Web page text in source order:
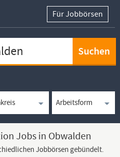
Für Jobbörsen
Jobs in Obwalden
Jobbörsen gebündelt.